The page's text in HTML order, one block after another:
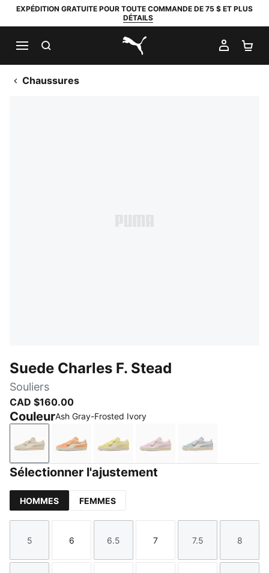
EXPÉDITION GRATUITE POUR TOUTE COMMANDE DE 75 $ ET PLUS
DÉTAILS
PUMA.com
MON
Chaussures
Suede Charles F. Stead
Souliers
CAD $160.00
CouleurAsh Gray-Frosted Ivory
Ash Gray-Frosted Ivory
Cashew-Frosted Ivory
Pineapple Ice-Frosted Ivory
Rosy Outlook-Frosted
Snow
Sélectionner l'ajustement
HOMMES FEMMES
Taille
5
Taille
6
Taille
6.5
Taille
7
Taille
7.5
Taille
8